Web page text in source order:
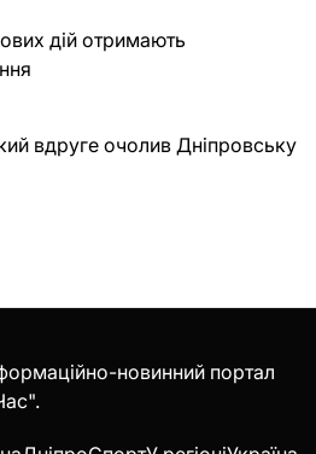
дій отримають
вдруге очолив Дніпровську
новинний портал